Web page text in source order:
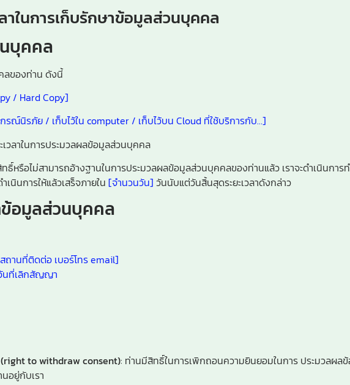
ลาในการเก็บรักษาข้อมูลส่วนบุคคล
บุคคล
ลของท่าน ดังนี้
/ Hard Copy]
รณ์นิรภัย / เก็บไว้ใน computer / เก็บไว้บน Cloud ที่ใช้บริการกับ…]
เวลาในการประมวลผลข้อมูลส่วนบุคคล
ทธิ์หรือไม่สามารถอ้างฐานในการประมวลผลข้อมูลส่วนบุคคลของท่านแล้ว เราจะดำเนินก
ำเนินการให้แล้วเสร็จภายใน [จำนวนวัน] วันนับแต่วันสิ้นสุดระยะเวลาดังกล่าว
ข้อมูลส่วนบุคคล
านที่ติดต่อ เบอร์โทร email]
วันที่เลิกสัญญา
to withdraw consent): ท่านมีสิทธิ์ในการเพิกถอนความยินยอมในการ ประมวลผล
อยู่กับเรา